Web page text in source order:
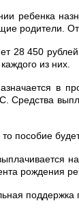
ребенка
родители.
28 450
из них.
в
Средства
пособие
на
рождения
поддержка